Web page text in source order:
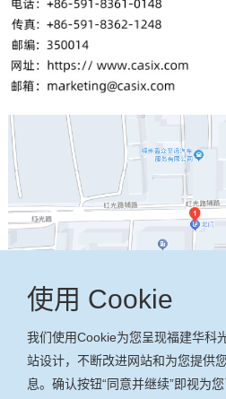
使用 Cookie
我们使用Cookie为您呈现福建华科
站设计，不断改进网站和为您提供
息。确认按钮“同意并继续”即视为